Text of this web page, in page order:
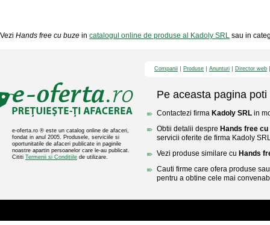
Vezi Hands free cu buze in catalogul online de produse al Kadoly SRL sau in
e-oferta.ro ® este un catalog online de afaceri,
fondat in anul 2005. Produsele, serviciile si
oportunitatile de afaceri publicate in paginile
noastre apartin persoanelor care le-au publicat.
Cititi Termenii si Conditiile de utilizare.
Companii Produse Anunturi Director web
Pe aceasta pagina poti
Contactezi firma Kadoly SRL in
Obtii detalii despre Hands free cu
servicii oferite de firma Kadoly
Vezi produse similare cu Hands
Cauti firme care ofera produse
pentru a obtine cele mai